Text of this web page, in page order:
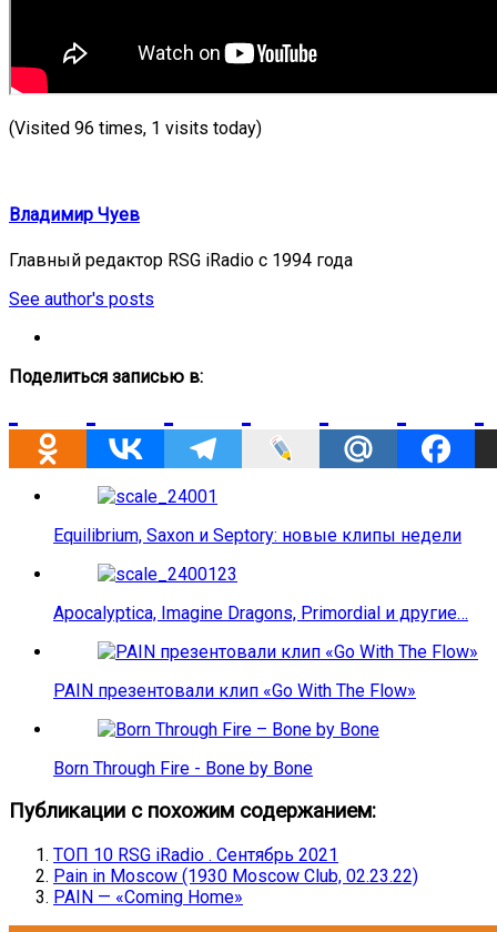
(Visited 96 times, 1 visits today)
Владимир Чуев
Главный редактор RSG iRadio с 1994 года
See author's posts
Поделиться записью в:
Equilibrium, Saxon и Septory: новые клипы недели
Apocalyptica, Imagine Dragons, Primordial и другие…
PAIN презентовали клип «Go With The Flow»
Born Through Fire - Bone by Bone
Публикации с похожим содержанием:
ТОП 10 RSG iRadio . Сентябрь 2021
Pain in Moscow (1930 Moscow Club, 02.23.22)
PAIN — «Coming Home»